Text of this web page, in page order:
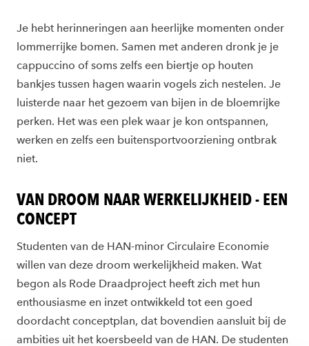
Je hebt herinneringen aan heerlijke momenten onder
lommerrijke bomen. Samen met anderen dronk je je
cappuccino of soms zelfs een biertje op houten
bankjes tussen hagen waarin vogels zich nestelen. Je
luisterde naar het gezoem van bijen in de bloemrijke
perken. Het was een plek waar je kon ontspannen,
werken en zelfs een buitensportvoorziening ontbrak
niet.
VAN DROOM NAAR WERKELIJKHEID - EEN
CONCEPT
Studenten van de HAN-minor Circulaire Economie
willen van deze droom werkelijkheid maken. Wat
begon als Rode Draadproject heeft zich met hun
enthousiasme en inzet ontwikkeld tot een goed
doordacht conceptplan, dat bovendien aansluit bij de
ambities uit het koersbeeld van de HAN. De studenten